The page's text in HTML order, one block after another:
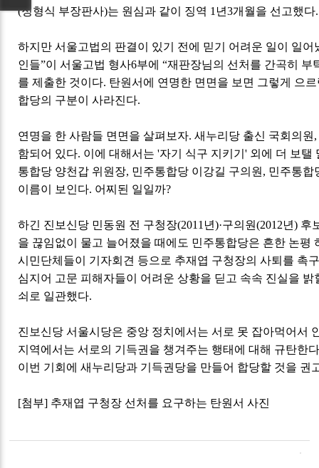
(정형식 부장판사)는 원심과 같이 징역 1년3개월을 선고했
하지만 서울고법의 판결이 있기 전에 믿기 어려운 일이 일어
인들”이 서울고법 형사6부에 “재판장님의 선처를 간곡히 부
를 제출한 것이다. 탄원서에 연명한 면면을 보면 그렇게 으
합당의 구분이 사라진다.
연명을 한 사람들 면면을 살펴보자. 새누리당 출신 국회의
함되어 있다. 이에 대해서는 '자기 식구 지키기' 외에 더 보탤
통합당 양천갑 위원장, 민주통합당 이강길 구의원, 민주통
이름이 보인다. 어찌된 일일까?
하긴 진보신당 민동원 전 구청장(2011년)·구의원(2012년)
을 끊임없이 물고 늘어졌을 때에도 민주통합당은 흔한 논평
시민단체들이 기자회견 등으로 추재엽 구청장의 사퇴를 촉
심지어 고문 피해자들이 어려운 상황을 딛고 속속 진실을
쇠로 일관했다.
진보신당 서울시당은 중앙 정치에서는 서로 못 잡아먹어서
지역에서는 서로의 기득권을 챙겨주는 행태에 대해 규탄한
이번 기회에 새누리당과 기득권당을 만들어 합당할 것을 권
[첨부] 추재엽 구청장 선처를 요구하는 탄원서 사진